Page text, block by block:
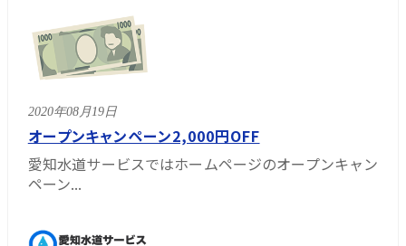
2020年08月19日
オープンキャンペーン2,000円OFF
愛知水道サービスではホームページのオープンキャン
ペーン...